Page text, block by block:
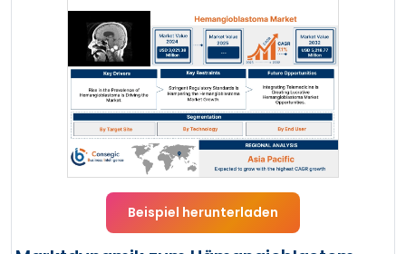
Beispiel herunterladen